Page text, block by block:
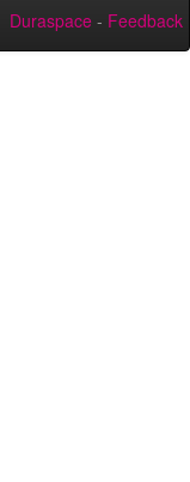
Duraspace - Feedback